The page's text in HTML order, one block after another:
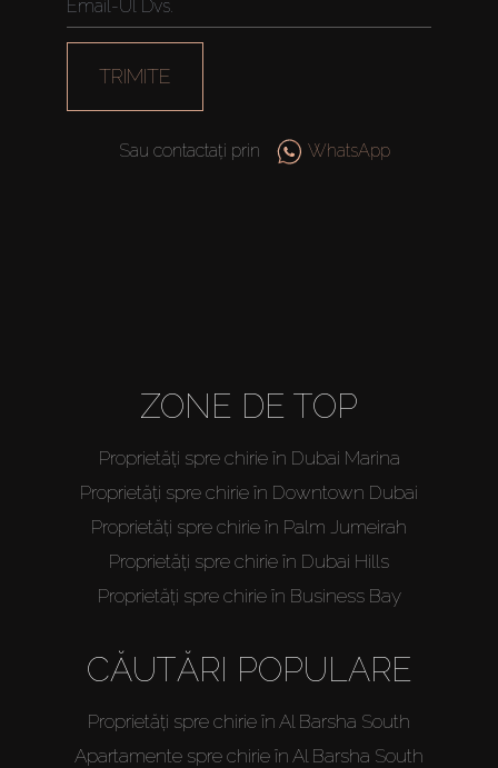
Off-Plan
About Us
TRIMITE
Sau contactați prin WhatsApp
ZONE DE TOP
Proprietăți spre chirie în Dubai Marina
Proprietăți spre chirie în Downtown Dubai
Proprietăți spre chirie în Palm Jumeirah
Proprietăți spre chirie în Dubai Hills
Proprietăți spre chirie în Business Bay
CĂUTĂRI POPULARE
Proprietăți spre chirie în Al Barsha South
Apartamente spre chirie în Al Barsha South